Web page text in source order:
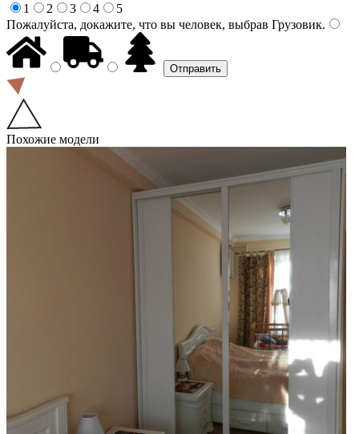
1
2 3 4
5
Пожалуйста, докажите, что вы человек, выбрав Грузовик.
Похожие модели